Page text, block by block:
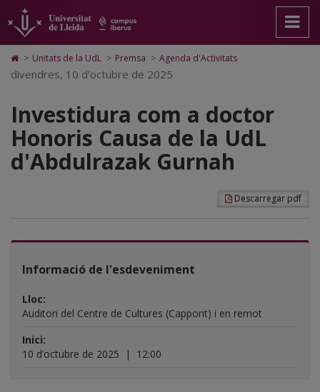
Investidura
com
a
doctor
Honoris
Causa
de
la
d'Abdulrazak
Gurnah
pàgina
principal.
Universitat
Lleida
contingut
principal
Mapa
Web.
Universitat
Cerca
Accessibilitat.
Universitat
Lleida
Icono
de
Home
a
la
página
de
inicio
> Unitats de la UdL > Premsa > Agenda d'Activitats
divendres, 10 d’octubre de 2025
Investidura com a doctor
Honoris Causa de la UdL
d'Abdulrazak Gurnah
Descarregar pdf
Informació de l'esdeveniment
Lloc:
Auditori del Centre de Cultures (Cappont) i en remot
Inici:
10 d’octubre de 2025
| 12:00